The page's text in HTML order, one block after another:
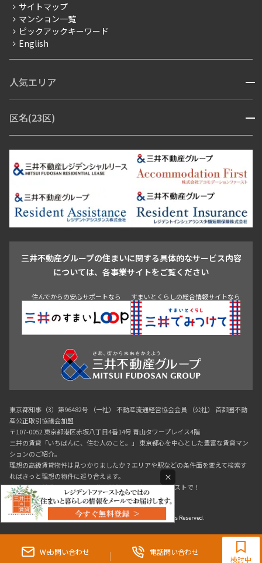
Web問い合わせ 電話問い合わせ
0120-321-719
9:30~18:00（水曜定休）
検討中
賃料改定
フリーレント
ペット可
ブランドマンション
サイトマップ
マンション一覧
ピックアックキーワード
English
人気エリア 開閉
青山・表参道・原宿
市ヶ谷・神楽坂・飯田橋
三田・芝・浜松町
芝浦・汐留・品川
月島・勝どき・豊洲
本郷・春日・小石川
目白・高田馬場・早稲田
池尻大橋・三軒茶屋
祐天寺・学芸大学・自由が丘
駒沢・用賀・二子玉川
成城・砧
池袋・板橋・王子
青山 渋谷 東京・大手町 新宿 品川
目黒・中目黒
区名(23区) 開閉
江東区 台東区 墨田区
中野区
豊島区
杉並区 板橋区 練馬区 荒川区
足立区
葛飾区
江戸川区
三井不動産グループの住まいに関する具体的なサービス内容
については、各事業サイトをご覧ください
住んでからの安心サポートなら すまいとくらしの総合情報サイトなら
東京都知事（3）第96482号 （一社） 不動産流通経営協会会員 （公社） 首都圏不動
産公正取引協議会加盟
〒107-0052 東京都港区赤坂八丁目4番14号 青山タワープレイス4階
三井の賃貸「いちばんに、住む人のこと。」 東京都心を中心とした豊富な賃貸マン
ションのご紹介。
理想の高級賃貸物件は見つかりましたか？エリアや駅などの条件面を変えて検索す
ればきっと理想の物件に巡り合えます。
都心の高級賃貸物件探しは[三井の賃貸]レジデントファーストで！
Copyright © RESIDENT FIRST Co.,Ltd. All Rights Reserved.
×